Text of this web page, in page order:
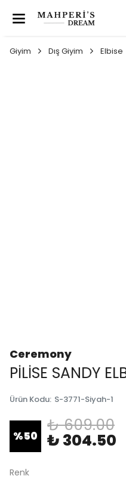
Giyim Dış Giyim Elbise
Ceremony
PİLİSE SANDY
Ürün Kodu: S-3771-Siyah-1
%50
₺ 609.00
₺ 304.50
Renk